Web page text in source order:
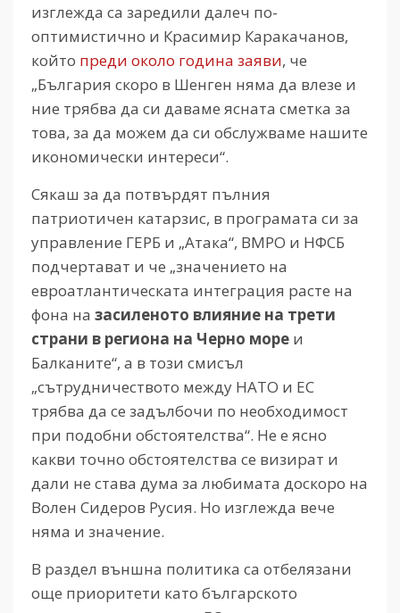
изглежда са заредили далеч по-
оптимистично и Красимир Каракачанов,
който преди около година заяви, че
„България скоро в Шенген няма да влезе и
ние трябва да си даваме ясната сметка за
това, за да можем да си обслужваме нашите
икономически интереси“.
Сякаш за да потвърдят пълния
патриотичен катарзис, в програмата си за
управление ГЕРБ и „Атака“, ВМРО и НФСБ
подчертават и че „значението на
евроатлантическата интеграция расте на
фона на засиленото влияние на трети
страни в региона на Черно море и
Балканите“, а в този смисъл
„сътрудничеството между НАТО и ЕС
трябва да се задълбочи по необходимост
при подобни обстоятелства“. Не е ясно
какви точно обстоятелства се визират и
дали не става дума за любимата доскоро на
Волен Сидеров Русия. Но изглежда вече
няма и значение.
В раздел външна политика са отбелязани
още приоритети като българското